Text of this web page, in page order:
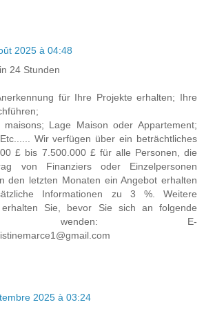
2025 à 04:48
24 Stunden
für Ihre Projekte erhalten; Ihre
Lage Maison oder Appartement;
Wir verfügen über ein beträchtliches
£ bis 7.500.000 £ für alle Personen, die
von Finanziers oder Einzelpersonen
den letzten Monaten ein Angebot erhalten
Informationen zu 3 %. Weitere
erhalten Sie, bevor Sie sich an folgende
wenden: E-
2025 à 03:24